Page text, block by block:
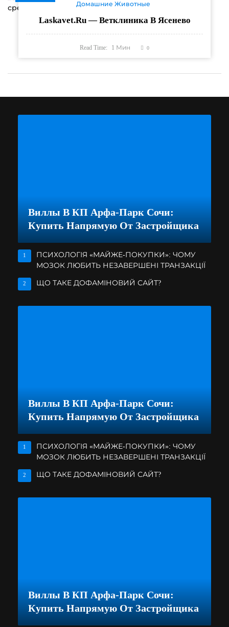
Домашние Животные
Laskavet.ru — Ветклиника В Ясенево
Read Time: 1 Мин 0
Виллы В КП Арфа-Парк Сочи:
Купить Напрямую От Застройщика
1
ПСИХОЛОГІЯ «МАЙЖЕ-ПОКУПКИ»: ЧОМУ
МОЗОК ЛЮБИТЬ НЕЗАВЕРШЕНІ ТРАНЗАКЦІЇ
2 ЩО ТАКЕ ДОФАМІНОВИЙ САЙТ?
Виллы В КП Арфа-Парк Сочи:
Купить Напрямую От Застройщика
1
ПСИХОЛОГІЯ «МАЙЖЕ-ПОКУПКИ»: ЧОМУ
МОЗОК ЛЮБИТЬ НЕЗАВЕРШЕНІ ТРАНЗАКЦІЇ
2 ЩО ТАКЕ ДОФАМІНОВИЙ САЙТ?
Виллы В КП Арфа-Парк Сочи:
Купить Напрямую От Застройщика